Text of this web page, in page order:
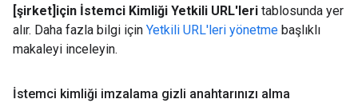
[şirket]için İstemci Kimliği Yetkili URL'leri tablosunda yer
alır. Daha fazla bilgi için Yetkili URL'leri yönetme başlıklı
makaleyi inceleyin.
İstemci kimliği imzalama gizli anahtarınızı alma